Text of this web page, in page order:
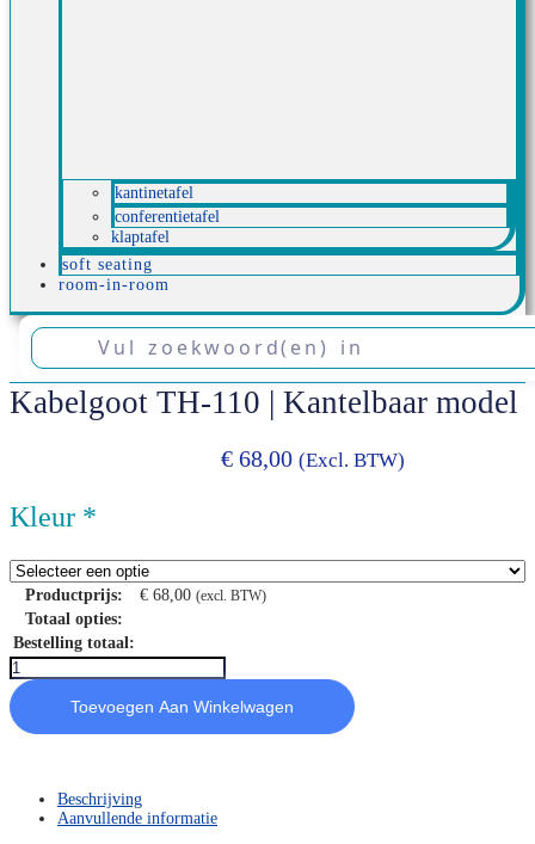
kantinetafel
conferentietafel
klaptafel
soft seating
room-in-room
Kabelgoot TH-110 | Kantelbaar model
€68,00 (excl. BTW)
Kleur *
Productprijs: € 68,00 (excl. BTW)
Totaal opties:
Bestelling totaal:
Kabelgoot
TH-
110
aantal
Toevoegen Aan Winkelwagen
Beschrijving
Aanvullende informatie